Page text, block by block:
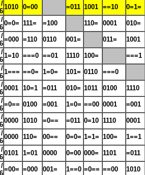
1010 0=00 =011 1001 ==10 0=1=
0=0= 111= =100 110= 0001 010=
=000 =110 0110 001= 011= 1001
1=10 ===0 ==01 1110 100= ===1
1=== ==0= 1=0= 101= 0110 ===0
0001 10=1 =011 010= 1011 0100 1110
=0== 0100 =001 1=0= ==00 0001 =001
0000 1010 =0== =011 0=10 1110 0001
0000 110= 00== 0=0= 1=1= 100= 1==1
0101 1=01 0000 0=00 000= 1101 =011
=00= =000 001= 1==0 =0== ==00 1010